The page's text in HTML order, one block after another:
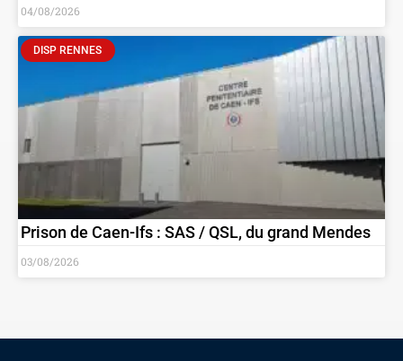
04/08/2026
DISP RENNES
Prison de Caen-Ifs : SAS / QSL, du grand Mendes
03/08/2026